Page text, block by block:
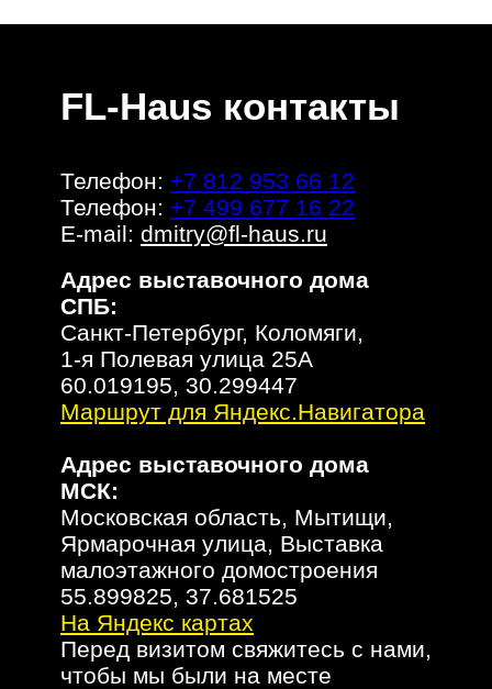
FL-Haus контакты
Телефон: +7 812 953 66 12
Телефон: +7 499 677 16 22
E-mail: dmitry@fl-haus.ru
Адрес выставочного дома
СПБ:
Санкт-Петербург, Коломяги,
1-я Полевая улица 25А
60.019195, 30.299447
Маршрут для Яндекс.Навигатора
Адрес выставочного дома
МСК:
Московская область, Мытищи,
Ярмарочная улица, Выставка
малоэтажного домостроения
55.899825, 37.681525
На Яндекс картах
Перед визитом свяжитесь с нами,
чтобы мы были на месте